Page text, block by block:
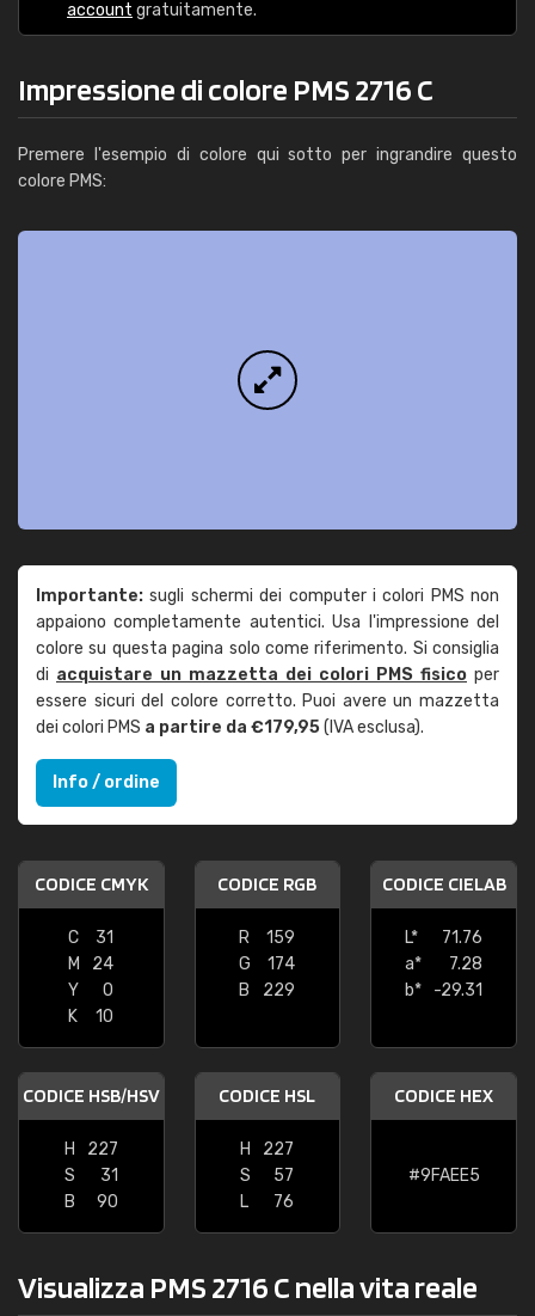
account gratuitamente.
Impressione di colore PMS 2716 C
Premere l'esempio di colore qui sotto per ingrandire questo
colore PMS:
Importante: sugli schermi dei computer i colori PMS non
appaiono completamente autentici. Usa l'impressione del
colore su questa pagina solo come riferimento. Si consiglia
di acquistare un mazzetta dei colori PMS fisico per
essere sicuri del colore corretto. Puoi avere un mazzetta
dei colori PMS a partire da €179,95(IVA esclusa).
Info / ordine
CODICE CMYK
C
31
M
24
Y
0
K
10
CODICE RGB
R
159
G
174
B
229
CODICE CIELAB
L*
71.76
a*
7.28
b*
-29.31
CODICE HSB/HSV
H
227
S
31
B
90
CODICE HSL
H
227
S
57
L
76
CODICE HEX
#9FAEE5
Visualizza PMS 2716 C nella vita reale